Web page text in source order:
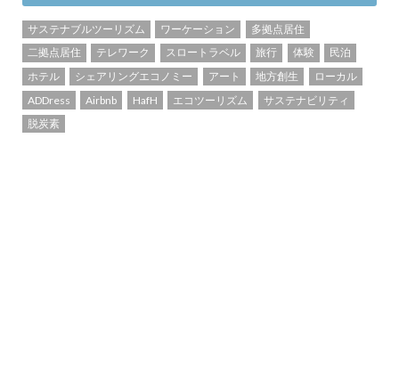
サステナブルツーリズム ワーケーション
多拠点居住
二拠点居住
テレワーク スロートラベル 旅行 体験
民泊
ホテル
シェアリングエコノミー アート 地方創生
ローカル
ADDress
Airbnb HafH エコツーリズム
サステナビリティ
脱炭素